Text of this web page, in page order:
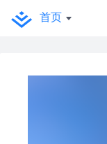
首页